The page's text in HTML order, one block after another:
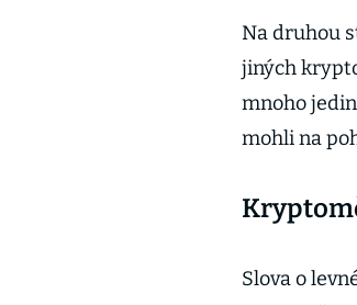
Na druhou
jiných
mnoho
mohli na
Slova o